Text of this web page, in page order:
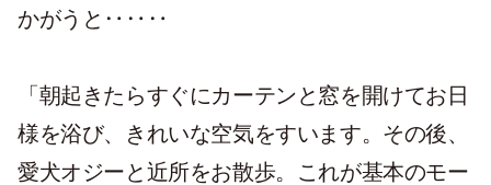
かがうと‥‥‥
「朝起きたらすぐにカーテンと窓を開けてお日
様を浴び、きれいな空気をすいます。その後、
愛犬オジーと近所をお散歩。これが基本のモー